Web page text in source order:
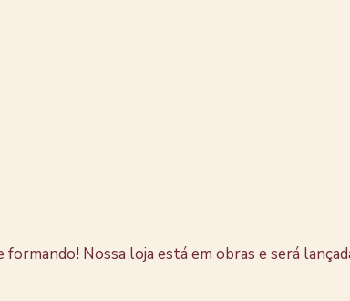
formando! Nossa loja está em obras e será